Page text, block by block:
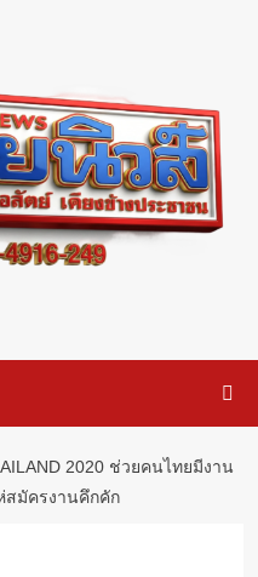
2020 ช่วยคนไทยมีงาน
มัครงานคึกคัก